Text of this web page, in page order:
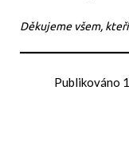
Děkujeme všem,
Publikováno